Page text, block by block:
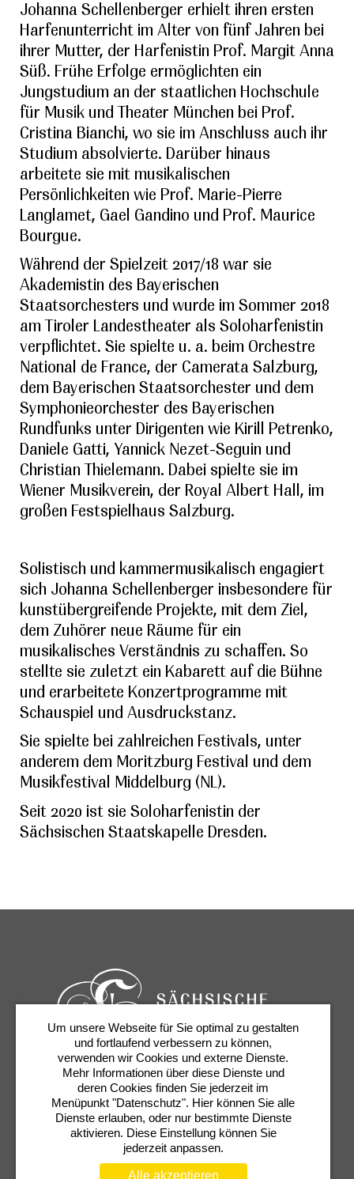
Johanna Schellenberger erhielt ihren ersten
Harfenunterricht im Alter von fünf Jahren bei
ihrer Mutter, der Harfenistin Prof. Margit Anna
Süß. Frühe Erfolge ermöglichten ein
Jungstudium an der staatlichen Hochschule
für Musik und Theater München bei Prof.
Cristina Bianchi, wo sie im Anschluss auch ihr
Studium absolvierte. Darüber hinaus
arbeitete sie mit musikalischen
Persönlichkeiten wie Prof. Marie-Pierre
Langlamet, Gael Gandino und Prof. Maurice
Bourgue.
Während der Spielzeit 2017/18 war sie
Akademistin des Bayerischen
Staatsorchesters und wurde im Sommer 2018
am Tiroler Landestheater als Soloharfenistin
verpflichtet. Sie spielte u. a. beim Orchestre
National de France, der Camerata Salzburg,
dem Bayerischen Staatsorchester und dem
Symphonieorchester des Bayerischen
Rundfunks unter Dirigenten wie Kirill Petrenko,
Daniele Gatti, Yannick Nezet-Seguin und
Christian Thielemann. Dabei spielte sie im
Wiener Musikverein, der Royal Albert Hall, im
großen Festspielhaus Salzburg.
Solistisch und kammermusikalisch engagiert
sich Johanna Schellenberger insbesondere für
kunstübergreifende Projekte, mit dem Ziel,
dem Zuhörer neue Räume für ein
musikalisches Verständnis zu schaffen. So
stellte sie zuletzt ein Kabarett auf die Bühne
und erarbeitete Konzertprogramme mit
Schauspiel und Ausdruckstanz.
Sie spielte bei zahlreichen Festivals, unter
anderem dem Moritzburg Festival und dem
Musikfestival Middelburg (NL).
Seit 2020 ist sie Soloharfenistin der
Sächsischen Staatskapelle Dresden.
Karten & Services Newsletter
Kontakt
Presse
Shop Semperoper
Um unsere Webseite für Sie optimal zu gestalten
und fortlaufend verbessern zu können,
verwenden wir Cookies und externe Dienste.
Mehr Informationen über diese Dienste und
deren Cookies finden Sie jederzeit im
Menüpunkt "Datenschutz". Hier können Sie alle
Dienste erlauben, oder nur bestimmte Dienste
aktivieren. Diese Einstellung können Sie
jederzeit anpassen.
Alle akzeptieren